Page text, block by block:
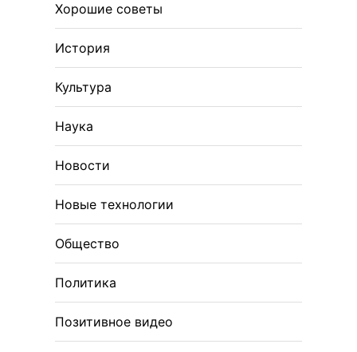
Хорошие советы
История
Культура
Наука
Новости
Новые технологии
Общество
Политика
Позитивное видео